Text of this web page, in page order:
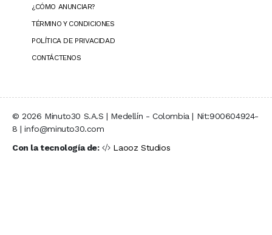
¿CÓMO ANUNCIAR?
TÉRMINO Y CONDICIONES
POLÍTICA DE PRIVACIDAD
CONTÁCTENOS
© 2026 Minuto30 S.A.S | Medellín - Colombia | Nit:900604924-
8 | info@minuto30.com
Con la tecnología de:
Laooz Studios